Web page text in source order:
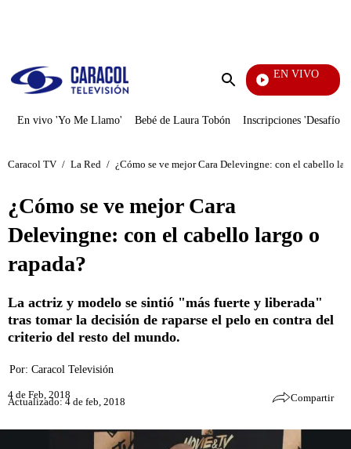
Enviar
EN VIVO
En vivo 'Yo Me Llamo' Bebé de Laura Tobón Inscripciones 'Desafío'
Caracol TV / La Red / ¿Cómo se ve mejor Cara Delevingne: con el cabello
¿Cómo se ve mejor Cara
Delevingne: con el cabello largo o
rapada?
La actriz y modelo se sintió "más fuerte y liberada"
tras tomar la decisión de raparse el pelo en contra del
criterio del resto del mundo.
Por: Caracol Televisión
4 de Feb, 2018
Actualizado: 4 de feb, 2018 Compartir